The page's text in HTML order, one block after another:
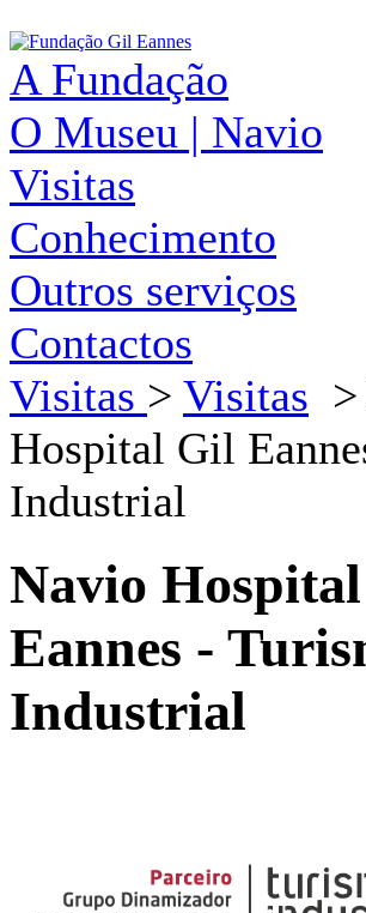
A Fundação
O Museu | Navio
Visitas
Conhecimento
Outros serviços
Contactos
Visitas > Visitas >
Hospital Gil
Industrial
Navio
Eannes -
Industrial